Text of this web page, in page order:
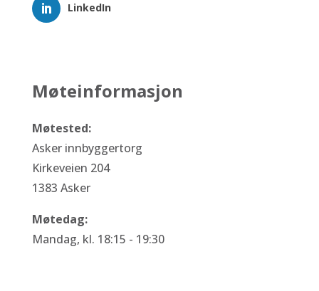
LinkedIn
Møteinformasjon
Møtested:
Asker innbyggertorg
Kirkeveien 204
1383 Asker
Møtedag:
Mandag, kl. 18:15 - 19:30